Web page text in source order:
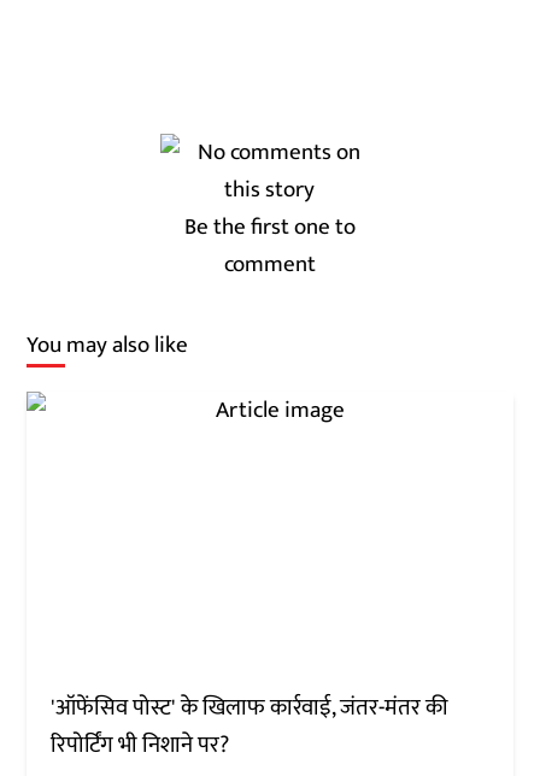
Be the first one to
comment
You may also like
'ऑफेंसिव पोस्ट' के खिलाफ कार्रवाई, जंतर-मंतर की
रिपोर्टिंग भी निशाने पर?